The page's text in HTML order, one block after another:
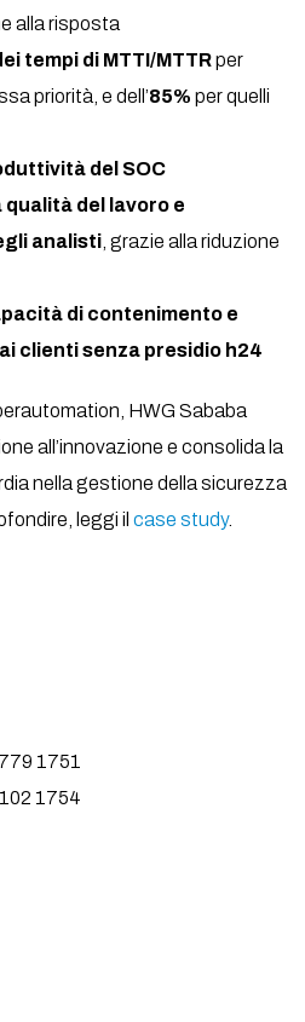
alla risposta
tempi di MTTI/MTTRper
priorità, e dell’85% per quelli
del SOC
del lavoro e
analisti , grazie alla riduzione
di contenimento e
clienti senza presidio h24
HWG Sababa
all’innovazione e consolida la
nella gestione della sicurezza
leggi ilcase study.
1751
1754